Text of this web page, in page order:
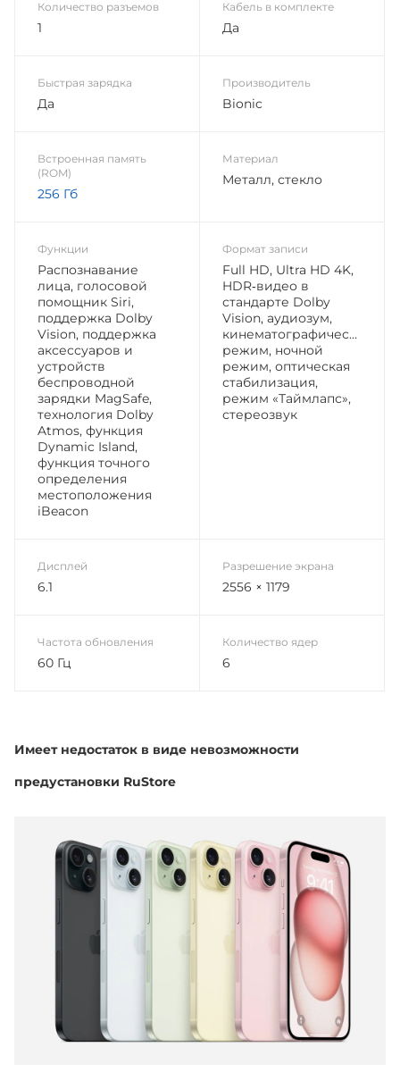
Имеет недостаток в виде невозможности
предустановки RuStore
Количество разъемов
1
Кабель в комплекте
Да
Быстрая зарядка
Да
Производитель
Bionic
Встроенная память
(ROM)
256 Гб
Материал
Металл, стекло
Функции
Распознавание
лица, голосовой
помощник Siri,
поддержка Dolby
Vision, поддержка
аксессуаров и
устройств
беспроводной
зарядки MagSafe,
технология Dolby
Atmos, функция
Dynamic Island,
функция точного
определения
местоположения
iBeacon
Формат записи
Full HD, Ultra HD 4K,
HDR‑видео в
стандарте Dolby
Vision, аудиозум,
кинематографический
режим, ночной
режим, оптическая
стабилизация,
режим «Таймлапс»,
стереозвук
Дисплей
6.1
Разрешение экрана
2556 × 1179
Частота обновления
60 Гц
Количество ядер
6